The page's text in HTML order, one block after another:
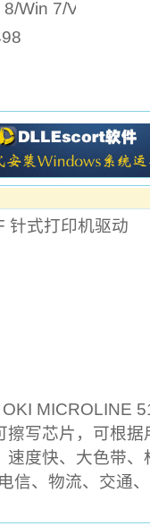
Win 7/Vista/XP
针式打印机驱动
OKI MICROLINE
擦写芯片，可根
速度快、大色带
信、物流、交通